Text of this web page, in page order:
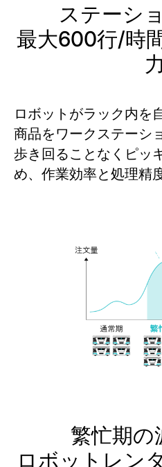
ステーシ
最大600行/時
力
ロボットがラック内を
商品をワークステーシ
歩き回ることなくピッ
め、作業効率と処理精
繁忙期の
ロボットレン